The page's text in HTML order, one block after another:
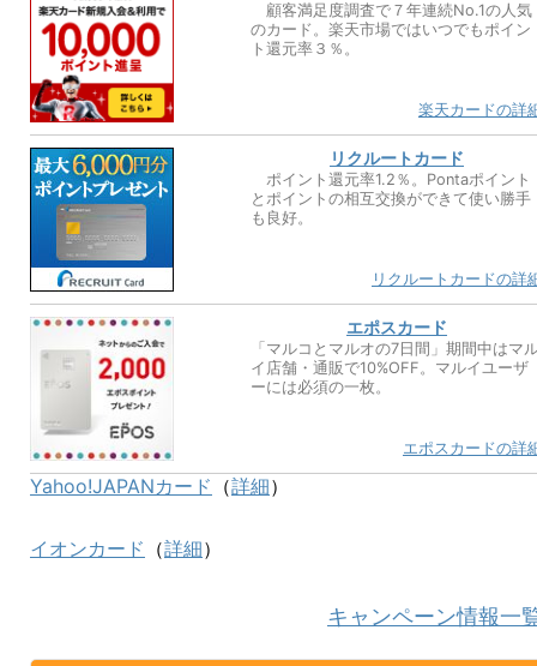
顧客満足度調査で７年連続No.1の人気
のカード。楽天市場ではいつでもポイン
ト還元率３％。
楽天カードの詳
リクルートカード
ポイント還元率1.2％。Pontaポイント
とポイントの相互交換ができて使い勝手
も良好。
リクルートカードの詳
エポスカード
「マルコとマルオの7日間」期間中はマ
イ店舗・通販で10%OFF。マルイユーザ
ーには必須の一枚。
エポスカードの詳
Yahoo!JAPANカード （詳細）
イオンカード （詳細）
キャンペーン情報一